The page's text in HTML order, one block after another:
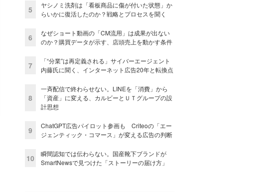
5
ヤシノミ洗剤は「看板商品に傷が付いた状態」か
らいかに復活したのか？戦略とプロセスを聞く
6
なぜショート動画の「CM流用」は成果が出ない
のか？購買データが示す、店頭売上を動かす条件
7
「“分業”は再定義される」サイバーエージェント
内藤氏に聞く、インターネット広告20年と転換点
8
一斉配信で終わらせない。LINEを「消費」から
「資産」に変える、カルビーとＵＴグループの設
計思想
9
ChatGPT広告パイロット参画も Criteoの「エー
ジェンティック・コマース」が変える広告の判断
10
瞬間認知では伝わらない。国産靴下ブランドが
SmartNewsで見つけた「ストーリーの届け方」